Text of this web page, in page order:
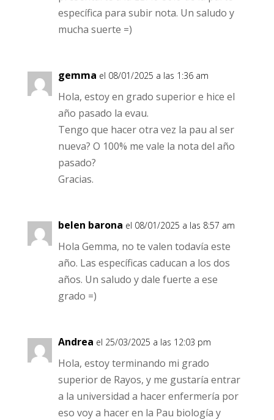
específica para subir nota. Un saludo y
mucha suerte =)
gemma el 08/01/2025 a las 1:36 am
Hola, estoy en grado superior e hice el
año pasado la evau.
Tengo que hacer otra vez la pau al ser
nueva? O 100% me vale la nota del año
pasado?
Gracias.
belen barona el 08/01/2025 a las 8:57 am
Hola Gemma, no te valen todavía este
año. Las específicas caducan a los dos
años. Un saludo y dale fuerte a ese
grado =)
Andrea el 25/03/2025 a las 12:03 pm
Hola, estoy terminando mi grado
superior de Rayos, y me gustaría entrar
a la universidad a hacer enfermería por
eso voy a hacer en la Pau biología y